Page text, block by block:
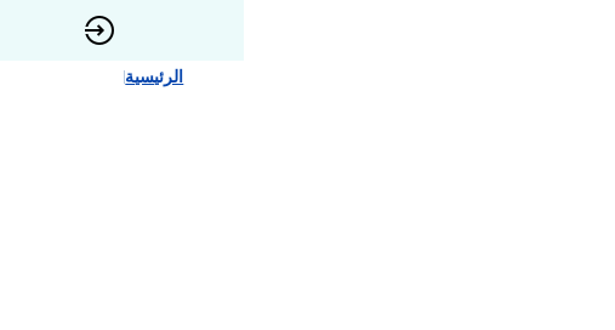
الرئيسية